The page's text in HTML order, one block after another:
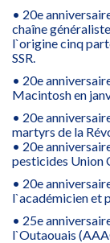
• 20e
chaîne
l`origine cinq
SSR.
• 20e
Macintosh en
• 20e
martyrs de la
• 20e
pesticides Union
• 20e
l`académicien et
• 25e
l`Outaouais